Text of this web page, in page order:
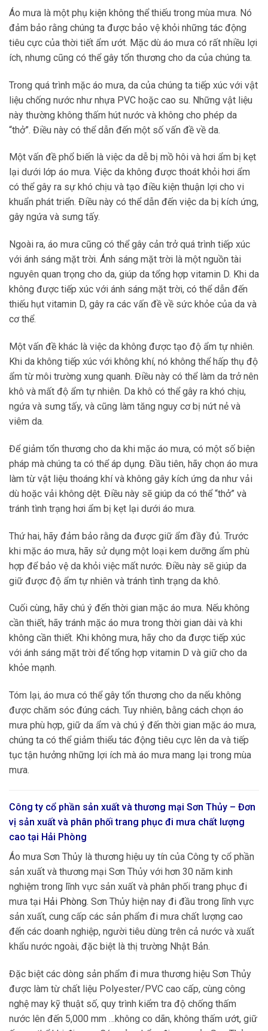
Áo mưa là một phụ kiện không thể thiếu trong mùa mưa. Nó
đảm bảo rằng chúng ta được bảo vệ khỏi những tác động
tiêu cực của thời tiết ẩm ướt. Mặc dù áo mưa có rất nhiều lợi
ích, nhưng cũng có thể gây tổn thương cho da của chúng ta.
Trong quá trình mặc áo mưa, da của chúng ta tiếp xúc với vật
liệu chống nước như nhựa PVC hoặc cao su. Những vật liệu
này thường không thấm hút nước và không cho phép da
“thở”. Điều này có thể dẫn đến một số vấn đề về da.
Một vấn đề phổ biến là việc da dễ bị mồ hôi và hơi ẩm bị kẹt
lại dưới lớp áo mưa. Việc da không được thoát khỏi hơi ẩm
có thể gây ra sự khó chịu và tạo điều kiện thuận lợi cho vi
khuẩn phát triển. Điều này có thể dẫn đến việc da bị kích ứng,
gây ngứa và sưng tấy.
Ngoài ra, áo mưa cũng có thể gây cản trở quá trình tiếp xúc
với ánh sáng mặt trời. Ánh sáng mặt trời là một nguồn tài
nguyên quan trọng cho da, giúp da tổng hợp vitamin D. Khi da
không được tiếp xúc với ánh sáng mặt trời, có thể dẫn đến
thiếu hụt vitamin D, gây ra các vấn đề về sức khỏe của da và
cơ thể.
Một vấn đề khác là việc da không được tạo độ ẩm tự nhiên.
Khi da không tiếp xúc với không khí, nó không thể hấp thụ độ
ẩm từ môi trường xung quanh. Điều này có thể làm da trở nên
khô và mất độ ẩm tự nhiên. Da khô có thể gây ra khó chịu,
ngứa và sưng tấy, và cũng làm tăng nguy cơ bị nứt nẻ và
viêm da.
Để giảm tổn thương cho da khi mặc áo mưa, có một số biện
pháp mà chúng ta có thể áp dụng. Đầu tiên, hãy chọn áo mưa
làm từ vật liệu thoáng khí và không gây kích ứng da như vải
dù hoặc vải không dệt. Điều này sẽ giúp da có thể “thở” và
tránh tình trạng hơi ẩm bị kẹt lại dưới áo mưa.
Thứ hai, hãy đảm bảo rằng da được giữ ẩm đầy đủ. Trước
khi mặc áo mưa, hãy sử dụng một loại kem dưỡng ẩm phù
hợp để bảo vệ da khỏi việc mất nước. Điều này sẽ giúp da
giữ được độ ẩm tự nhiên và tránh tình trạng da khô.
Cuối cùng, hãy chú ý đến thời gian mặc áo mưa. Nếu không
cần thiết, hãy tránh mặc áo mưa trong thời gian dài và khi
không cần thiết. Khi không mưa, hãy cho da được tiếp xúc
với ánh sáng mặt trời để tổng hợp vitamin D và giữ cho da
khỏe mạnh.
Tóm lại, áo mưa có thể gây tổn thương cho da nếu không
được chăm sóc đúng cách. Tuy nhiên, bằng cách chọn áo
mưa phù hợp, giữ da ẩm và chú ý đến thời gian mặc áo mưa,
chúng ta có thể giảm thiểu tác động tiêu cực lên da và tiếp
tục tận hưởng những lợi ích mà áo mưa mang lại trong mùa
mưa.
Công ty cổ phần sản xuất và thương mại Sơn Thủy – Đơn
vị sản xuất và phân phối trang phục đi mưa chất lượng
cao tại Hải Phòng
Áo mưa Sơn Thủy là thương hiệu uy tín của Công ty cổ phần
sản xuất và thương mại Sơn Thủy với hơn 30 năm kinh
nghiệm trong lĩnh vực sản xuất và phân phối trang phục đi
mưa tại Hải Phòng. Sơn Thủy hiện nay đi đầu trong lĩnh vực
sản xuất, cung cấp các sản phẩm đi mưa chất lượng cao
đến các doanh nghiệp, người tiêu dùng trên cả nước và xuất
khẩu nước ngoài, đặc biệt là thị trường Nhật Bản.
Đặc biệt các dòng sản phẩm đi mưa thương hiệu Sơn Thủy
được làm từ chất liệu Polyester/PVC cao cấp, cùng công
nghệ may kỹ thuật số, quy trình kiểm tra độ chống thấm
nước lên đến 5,000 mm …không co dãn, không thấm ướt, giữ